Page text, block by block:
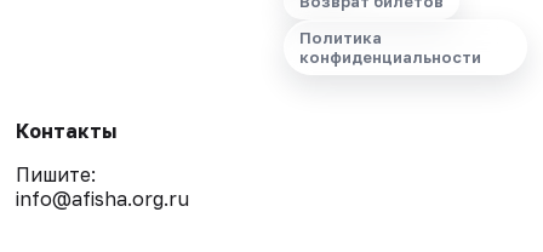
Политика
конфиденциальности
Контакты
Пишите:
info@afisha.org.ru